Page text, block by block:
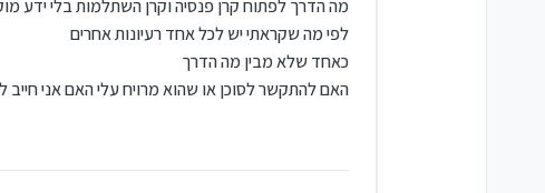
מה הדרך לפתוח קרן פנסיה וקרן השתלמות בלי ידע
לפי מה שקראתי יש לכל אחד רעיונות אחרים
כאחד שלא מבין מה הדרך
האם להתקשר לסוכן או שהוא מרויח עלי האם אני חייב